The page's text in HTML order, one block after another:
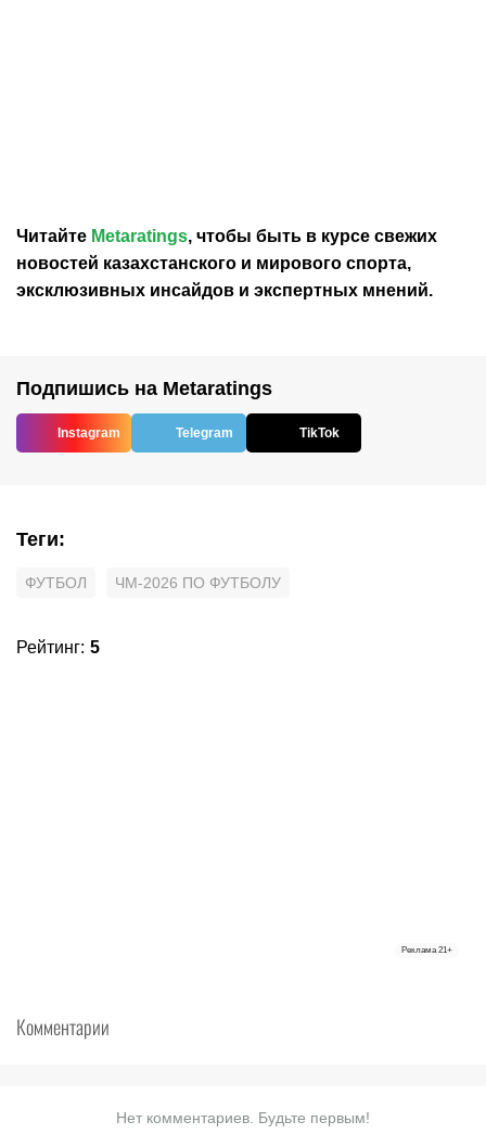
Читайте Metaratings, чтобы быть в курсе свежих
новостей казахстанского и мирового спорта,
эксклюзивных инсайдов и экспертных мнений.
Подпишись на Metaratings
Instagram Telegram TikTok
Теги:
ФУТБОЛ ЧМ-2026 ПО ФУТБОЛУ
Рейтинг: 5
Реклама 21+
Комментарии
Нет комментариев. Будьте первым!